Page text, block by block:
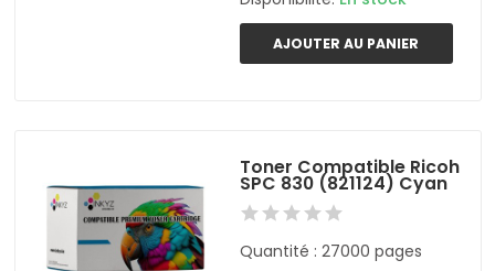
AJOUTER AU PANIER
Toner Compatible Ricoh
SPC 830 (821124) Cyan
Quantité : 27000 pages